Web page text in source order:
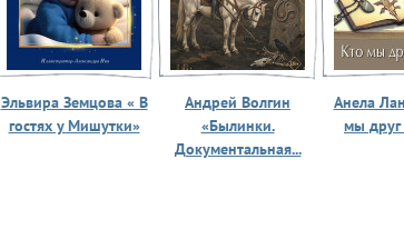
Эльвира Земцова « В
гостях у Мишутки»
Андрей Волгин
«Былинки.
Документальная...
Анела
мы друг